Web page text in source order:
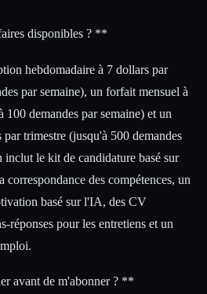
disponibles ? **
hebdomadaire à 7 dollars par
par semaine), un forfait mensuel à
demandes par semaine) et un
trimestre (jusqu'à 500 demandes
inclut le kit de candidature basé sur
des compétences, un
basé sur l'IA, des CV
réponses pour les entretiens et un
avant de m'abonner ? **